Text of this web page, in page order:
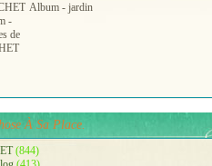
-
de
Album - jardin
À Sa Place.
(844)